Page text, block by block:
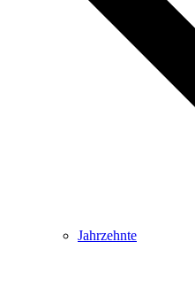
Jahrzehnte